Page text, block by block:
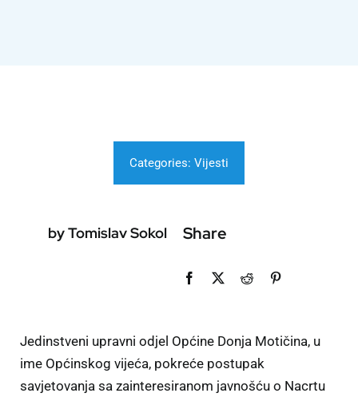
Categories: Vijesti
by Tomislav Sokol Share
Jedinstveni upravni odjel Općine Donja Motičina, u
ime Općinskog vijeća, pokreće postupak
savjetovanja sa zainteresiranom javnošću o Nacrtu